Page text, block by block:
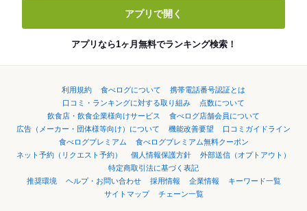
アプリで開く
アプリなら1ヶ月無料でランキング検索！
利用規約 食べログについて
携帯電話番号認証とは
口コミ・ランキングに対する取り組み
点数について
飲食店・飲食企業様向けサービス
食べログ店舗会員について
広告（メーカー・団体様等向け）について
機能改善要望
口コミガイドライン
食べログプレミアム
食べログプレミアム無料クーポン
ネット予約（リクエスト予約）
個人情報保護方針
外部送信（オプトアウト）
特定商取引法に基づく表記
推奨環境
ヘルプ・お問い合わせ 採用情報 企業情報
キーワード一覧
サイトマップ
チェーン一覧